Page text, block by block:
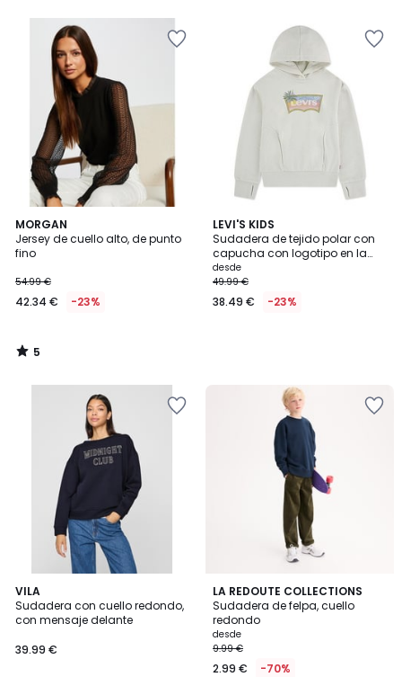
MORGAN
Jersey de cuello alto, de punto
fino
54.99 €
42.34 € -23%
5
/
5
5
/
LEVI'S KIDS
Sudadera de tejido polar con
capucha con logotipo en la
parte delantera
desde
49.99 €
38.49 € -23%
VILA
Sudadera con cuello redondo,
con mensaje delante
39.99 €
5
/
5
LA REDOUTE COLLECTIONS
Sudadera de felpa, cuello
redondo
desde
9.99 €
2.99 € -70%
7
Colores